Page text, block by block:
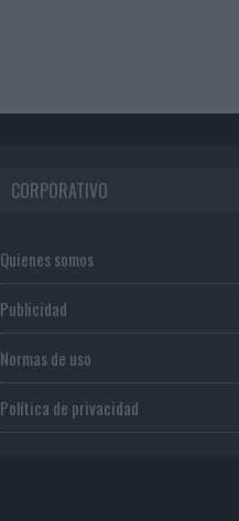
CORPORATIVO
Quienes somos
Publicidad
Normas de uso
Política de privacidad